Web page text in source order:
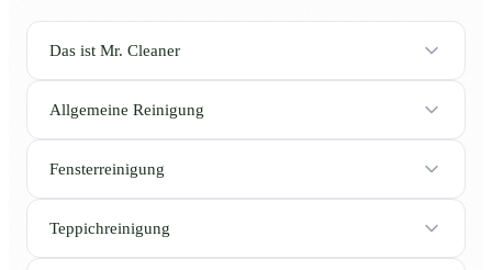
Das ist Mr. Cleaner
Allgemeine Reinigung
Fensterreinigung
Teppichreinigung